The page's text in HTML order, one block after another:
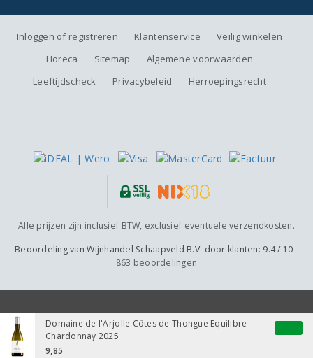
Domaine de l'Arjolle Côtes de Thongue Equilibre
Chardonnay 2025
9,85
Inloggen of registreren Klantenservice
Veilig winkelen
Horeca
Sitemap
Algemene voorwaarden
Leeftijdscheck
Privacybeleid Herroepingsrecht
Alle prijzen zijn inclusief BTW, exclusief eventuele verzendkosten.
Beoordeling vanWijnhandel Schaapveld B.V. door klanten: 9.4/ 10 -
863 beoordelingen